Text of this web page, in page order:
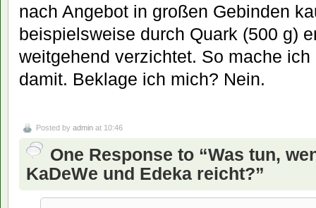
nach Angebot in großen Gebinden
beispielsweise durch Quark (500 g)
weitgehend verzichtet. So mache
damit. Beklage ich mich? Nein.
Posted by admin at 10:46
One Response to “Was tun,
KaDeWe und Edeka reicht?”